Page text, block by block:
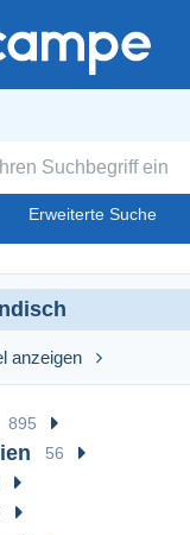
Erweiterte Suche
anzeigen
895
56